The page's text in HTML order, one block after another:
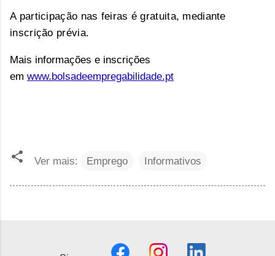
A participação nas feiras é gratuita, mediante
inscrição prévia.
Mais informações e inscrições
em www.bolsadeempregabilidade.pt
Ver mais: Emprego Informativos